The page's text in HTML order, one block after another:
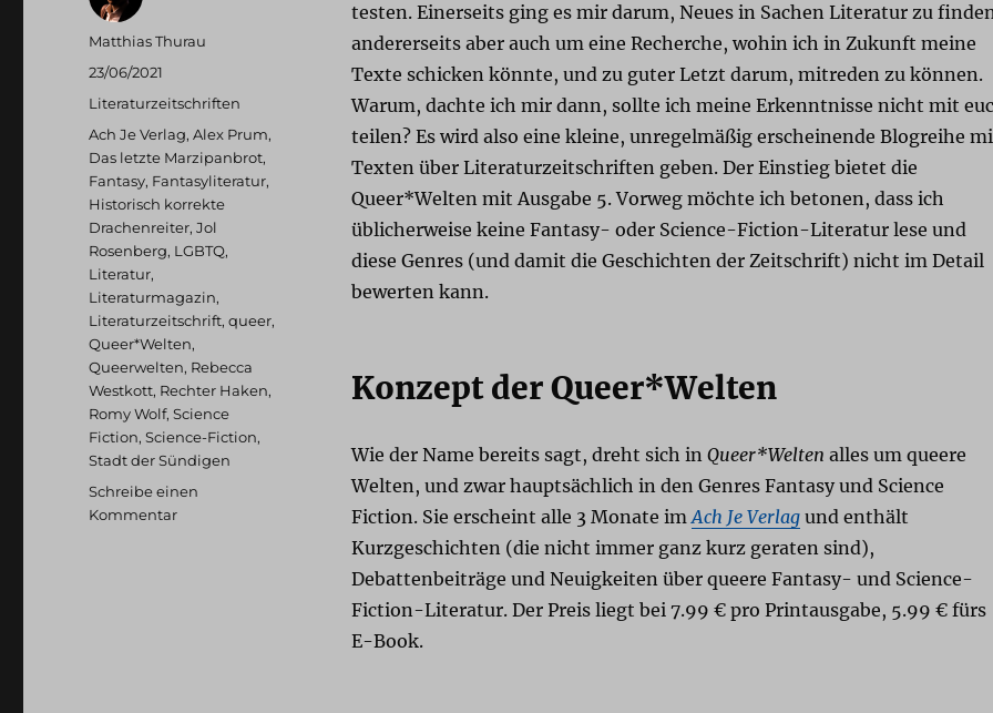
testen. Einerseits ging es mir darum, Neues in Sachen Literatur zu
andererseits aber auch um eine Recherche, wohin ich in Zukunft meine
Texte schicken könnte, und zu guter Letzt darum, mitreden zu können.
Warum, dachte ich mir dann, sollte ich meine Erkenntnisse nicht mit
teilen? Es wird also eine kleine, unregelmäßig erscheinende Blogreihe
Texten über Literaturzeitschriften geben. Der Einstieg bietet die
Queer*Welten mit Ausgabe 5. Vorweg möchte ich betonen, dass ich
üblicherweise keine Fantasy- oder Science-Fiction-Literatur lese und
diese Genres (und damit die Geschichten der Zeitschrift) nicht im Detail
bewerten kann.
Konzept der Queer*Welten
Wie der Name bereits sagt, dreht sich in Queer*Welten alles um queere
Welten, und zwar hauptsächlich in den Genres Fantasy und Science
Fiction. Sie erscheint alle 3 Monate imAch Je Verlagund enthält
Kurzgeschichten (die nicht immer ganz kurz geraten sind),
Debattenbeiträge und Neuigkeiten über queere Fantasy- und Science-
Fiction-Literatur. Der Preis liegt bei 7.99 € pro Printausgabe, 5.99 € fürs
E-Book.
Autor
Matthias Thurau
Veröffentlicht
am
23/06/2021
Kategorien
Literaturzeitschriften
Schlagwörter
Ach Je Verlag,Alex Prum,
Das letzte Marzipanbrot,
Fantasy, Fantasyliteratur,
Historisch korrekte
Drachenreiter,Jol
Rosenberg, LGBTQ,
Literatur,
Literaturmagazin,
Literaturzeitschrift,queer,
Queer*Welten,
Queerwelten, Rebecca
Westkott, Rechter Haken,
Romy Wolf,Science
Fiction,Science-Fiction,
Stadt der Sündigen
Schreibe einen
Kommentarzu